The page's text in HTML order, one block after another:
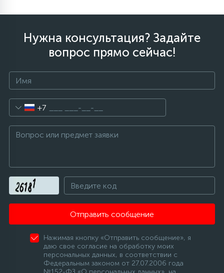
Нужна консультация? Задайте
вопрос прямо сейчас!
+7
Отправить сообщение
Нажимая кнопку «Отправить сообщение», я
даю свое согласие на обработку моих
персональных данных, в соответствии с
Федеральным законом от 27.07.2006 года